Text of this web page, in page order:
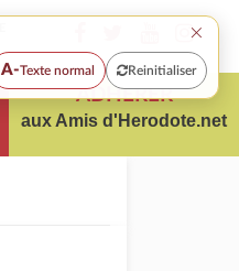
×
A-Texte normal Reinitialiser
ADHÉRER
aux Amis d'Herodote.net